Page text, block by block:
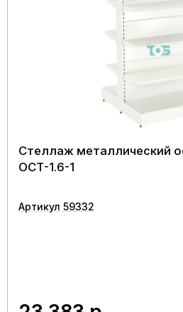
Стеллаж металлический
ОСТ-1.6-1
Артикул 59332